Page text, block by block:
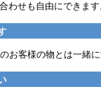
わせも自由にできます
お客様の物とは一緒に